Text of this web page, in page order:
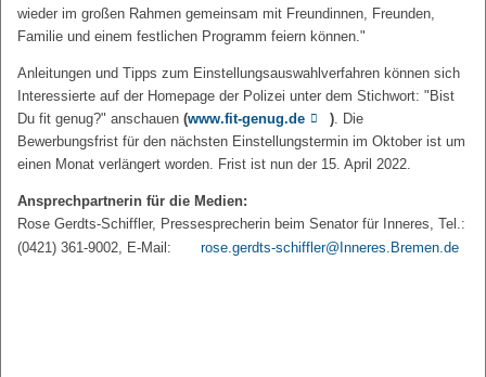
wieder im großen Rahmen gemeinsam mit Freundinnen, Freunden,
Familie und einem festlichen Programm feiern können."
Anleitungen und Tipps zum Einstellungsauswahlverfahren können sich
Interessierte auf der Homepage der Polizei unter dem Stichwort: "Bist
Du fit genug?" anschauen (www.fit-genug.de ). Die
Bewerbungsfrist für den nächsten Einstellungstermin im Oktober ist um
einen Monat verlängert worden. Frist ist nun der 15. April 2022.
Ansprechpartnerin für die Medien:
Rose Gerdts-Schiffler, Pressesprecherin beim Senator für Inneres, Tel.:
(0421) 361-9002, E-Mail:
rose.gerdts-schiffler@Inneres.Bremen.de